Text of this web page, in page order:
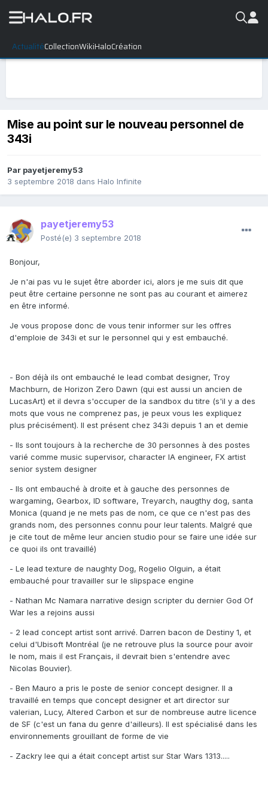
ActualitéCollectionWikiHaloCréation
Mise au point sur le nouveau personnel de
343i
Par payetjeremy53
3 septembre 2018 dans Halo Infinite
payetjeremy53
Posté(e) 3 septembre 2018
Bonjour,
Je n'ai pas vu le sujet être aborder ici, alors je me suis dit que
peut être certaine personne ne sont pas au courant et aimerez
en être informé.
Je vous propose donc de vous tenir informer sur les offres
d'emploie de 343i et sur le personnel qui y est embauché.
- Bon déjà ils ont embauché le lead combat designer, Troy
Machburn, de Horizon Zero Dawn (qui est aussi un ancien de
LucasArt) et il devra s'occuper de la sandbox du titre (s'il y a des
mots que vous ne comprenez pas, je peux vous les expliquez
plus précisément). Il est présent chez 343i depuis 1 an et demie
- Ils sont toujours à la recherche de 30 personnes à des postes
varié comme music supervisor, character IA engineer, FX artist
senior system designer
- Ils ont embauché à droite et à gauche des personnes de
wargaming, Gearbox, ID software, Treyarch, naugthy dog, santa
Monica (quand je ne mets pas de nom, ce que ce n'est pas des
grands nom, des personnes connu pour leur talents. Malgré que
je cite tout de même leur ancien studio pour se faire une idée sur
ce quoi ils ont travaillé)
- Le lead texture de naughty Dog, Rogelio Olguin, a était
embauché pour travailler sur le slipspace engine
- Nathan Mc Namara narrative design scripter du dernier God Of
War les a rejoins aussi
- 2 lead concept artist sont arrivé. Darren bacon de Destiny 1, et
celui d'Ubisoft Montréal (je ne retrouve plus la source pour avoir
le nom, mais il est Français, il devrait bien s'entendre avec
Nicolas Bouvier).
- Ben Mauro a pris le poste de senior concept designer. Il a
travaillé en temps que concept designer et art director sur
valerian, Lucy, Altered Carbon et sur de nombreuse autre licence
de SF (c'est un fana du genre d'ailleurs). Il est spécialisé dans les
environnements grouillant de forme de vie
- Zackry lee qui a était concept artist sur Star Wars 1313.....